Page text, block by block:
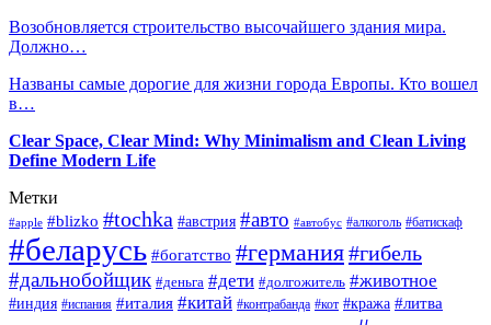
Возобновляется строительство высочайшего здания мира.
Должно…
Названы самые дорогие для жизни города Европы. Кто вошел
в…
Clear Space, Clear Mind: Why Minimalism and Clean Living
Define Modern Life
Метки
#apple #blizko #tochka #австрия #авто #автобус #алкоголь #батискаф
#беларусь #богатство #германия#гибель
#дальнобойщик #деньга #дети #долгожитель #животное
#индия #испания #италия #китай #контрабанда #кот #кража #литва